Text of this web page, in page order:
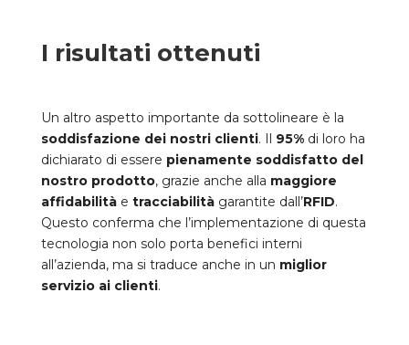
I risultati ottenuti
Un altro aspetto importante da sottolineare è la
soddisfazione dei nostri clienti. Il 95%di loro ha
dichiarato di essere pienamente soddisfatto del
nostro prodotto, grazie anche alla maggiore
affidabilità e tracciabilità garantite dall’RFID.
Questo conferma che l’implementazione di questa
tecnologia non solo porta benefici interni
all’azienda, ma si traduce anche in un miglior
servizio ai clienti.